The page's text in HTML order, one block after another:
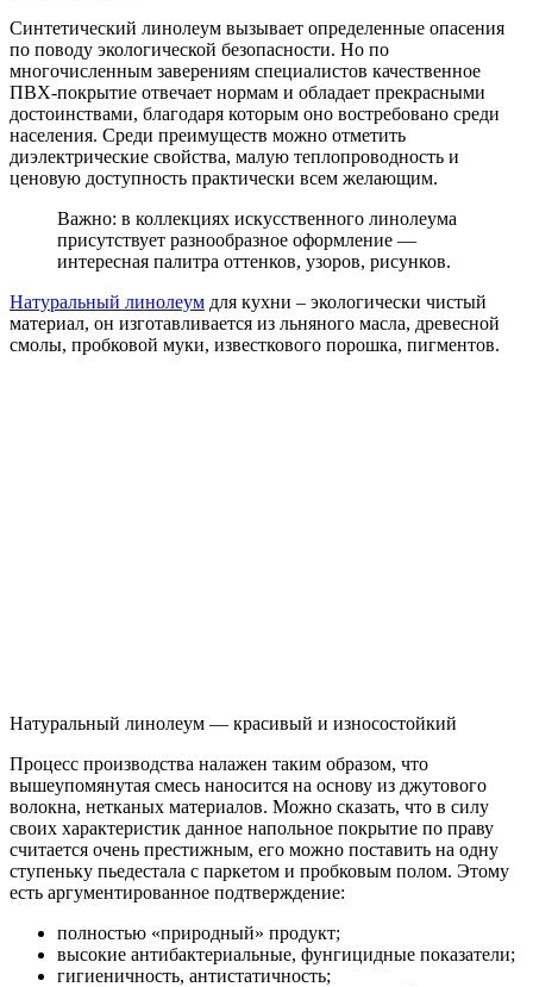
Синтетический линолеум вызывает определенные опасения
по поводу экологической безопасности. Но по
многочисленным заверениям специалистов качественное
ПВХ-покрытие отвечает нормам и обладает прекрасными
достоинствами, благодаря которым оно востребовано среди
населения. Среди преимуществ можно отметить
диэлектрические свойства, малую теплопроводность и
ценовую доступность практически всем желающим.
Важно: в коллекциях искусственного линолеума
присутствует разнообразное оформление —
интересная палитра оттенков, узоров, рисунков.
Натуральный линолеум для кухни – экологически чистый
материал, он изготавливается из льняного масла, древесной
смолы, пробковой муки, известкового порошка, пигментов.
Натуральный линолеум — красивый и износостойкий
Процесс производства налажен таким образом, что
вышеупомянутая смесь наносится на основу из джутового
волокна, нетканых материалов. Можно сказать, что в силу
своих характеристик данное напольное покрытие по праву
считается очень престижным, его можно поставить на одну
ступеньку пьедестала с паркетом и пробковым полом. Этому
есть аргументированное подтверждение:
полностью «природный» продукт;
высокие антибактериальные, фунгицидные показатели;
гигиеничность, антистатичность;